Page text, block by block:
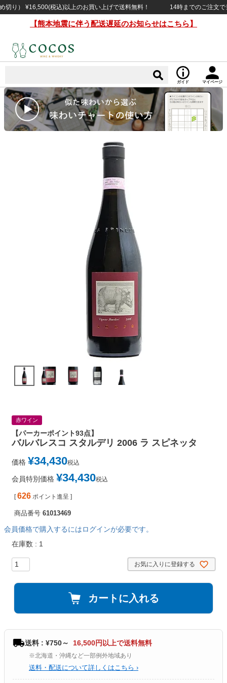
） ¥16,500(税込)以上のお買い上げで送料無料！ 14時までのご注文で当
【熊本地震に伴う配送遅延のお知らせはこちら】
ガイド マイページ
赤ワイン
【パーカーポイント93点】
バルバレスコ スタルデリ 2006 ラ スピネッタ
価格 ¥34,430税込
会員特別価格 ¥34,430税込
[ 626 ポイント進呈 ]
商品番号 61013469
会員価格で購入するにはログインが必要です。
在庫数
1
お気に入りに登録する
カートに入れる
送料 : ¥750～ 16,500円以上で送料無料
※北海道・沖縄など一部例外地域あり
送料・配送について詳しくはこちら ›